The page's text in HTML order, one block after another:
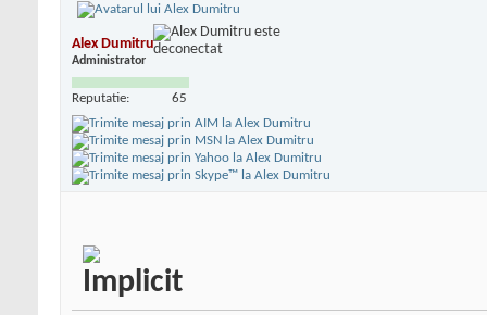
Alex Dumitru
Administrator
Reputatie: 65